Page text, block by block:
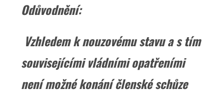
Odůvodnění:
Vzhledem k nouzovému stavu a s tím
souvisejícími vládními opatřeními
není možné konání členské schůze